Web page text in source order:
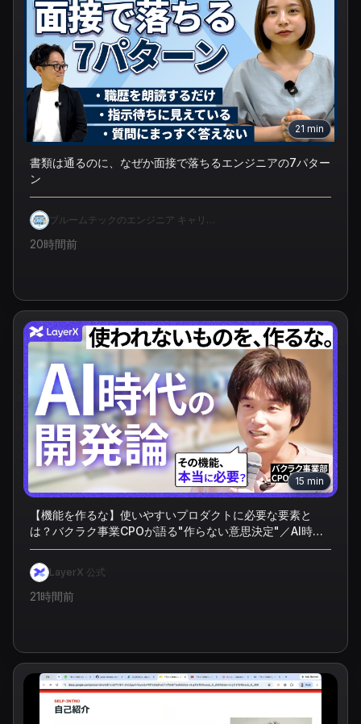
21 min
書類は通るのに、なぜか面接で落ちるエンジニアの7パター
ン
ブルームテックのエンジニア キャリア
20時間前
15 min
【機能を作るな】使いやすいプロダクトに必要な要素と
は？バクラク事業CPOが語る"作らない意思決定"／AI時代
のプロダクト開発／バクラク／LayerX／エンジニア
LayerX 公式
21時間前